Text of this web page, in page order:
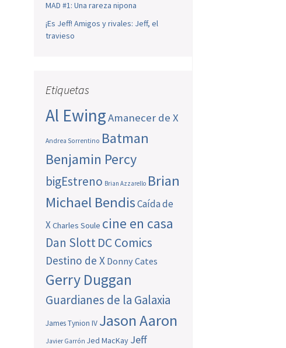
MAD #1: Una rareza nipona
¡Es Jeff! Amigos y rivales: Jeff, el
travieso
Etiquetas
Al EwingAmanecer de X
Andrea Sorrentino Batman
Benjamin Percy
bigEstreno Brian Azzarello Brian
Michael BendisCaída de
XCharles Soule cine en casa
Dan SlottDC Comics
Destino de X Donny Cates
Gerry Duggan
Guardianes de la Galaxia
James Tynion IV Jason Aaron
Javier Garrón Jed MacKay Jeff